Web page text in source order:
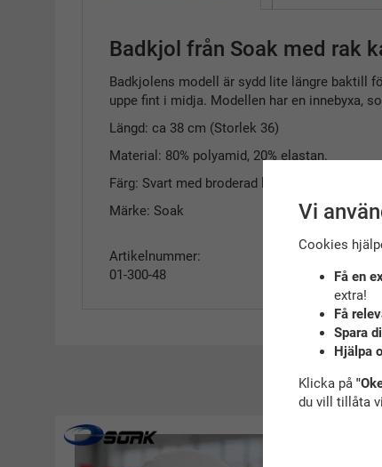
Badkjol från Soak med rak
Badkjolens modell är sydd lite längre baktill
uppe fint i midja. Modellen har en innebyxa,
Längd: ca 38 cm (Storlek 36)
Material: 80% polyamid, 20% elastan.
Färg: Svart med broderad logga vänster
Märke: Soak
Artikelnummer:
01-300-48
Vi
Cookies
Få en
extra!
Få
Spara
Hjälpa
Klicka på
du vill tillåta